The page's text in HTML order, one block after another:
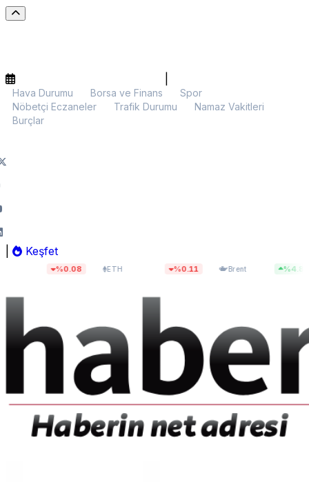
Hava Durumu Borsa ve Finans
Spor
Nöbetçi Eczaneler
Trafik Durumu
Namaz Vakitleri
Burçlar
Keşfet
ETH$1.905,82 Brent$83,26 %4.80 BIST